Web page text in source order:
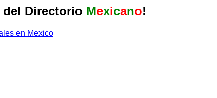
del Directorio Mexicano!